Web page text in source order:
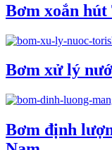
Bơm xoắn
Bơm xử lý
Bơm định